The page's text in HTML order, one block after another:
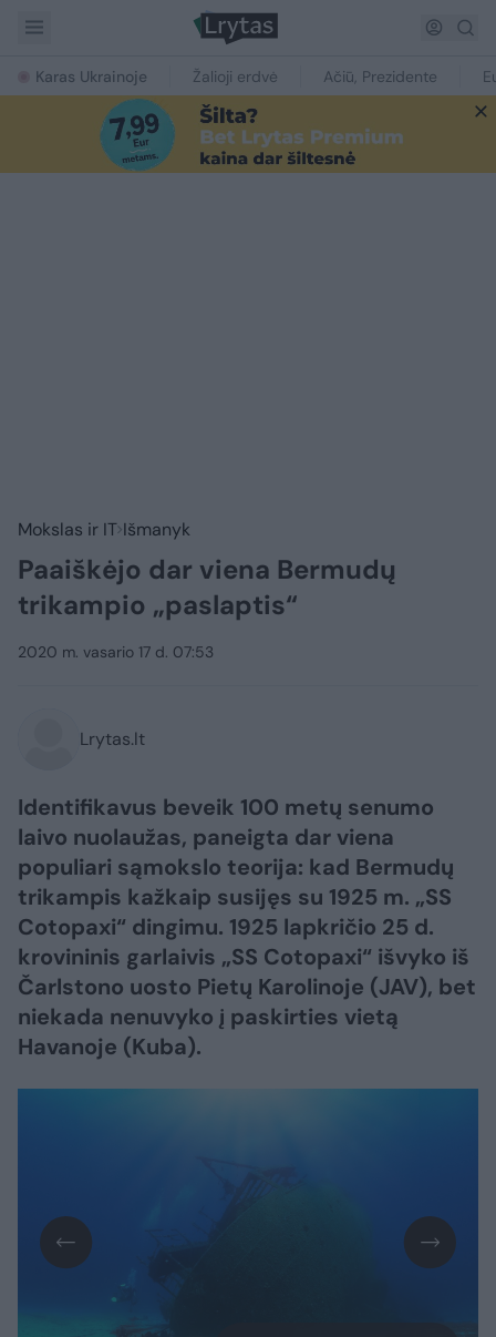
Karas Ukrainoje Žalioji erdvė Ačiū, Prezidente
Mokslas ir IT Išmanyk
Paaiškėjo dar viena Bermudų
trikampio „paslaptis“
2020 m. vasario 17 d. 07:53
Lrytas.lt
Identifikavus beveik 100 metų senumo
laivo nuolaužas, paneigta dar viena
populiari sąmokslo teorija: kad Bermudų
trikampis kažkaip susijęs su 1925 m. „SS
Cotopaxi“ dingimu. 1925 lapkričio 25 d.
krovininis garlaivis „SS Cotopaxi“ išvyko iš
Čarlstono uosto Pietų Karolinoje (JAV), bet
niekada nenuvyko į paskirties vietą
Havanoje (Kuba).